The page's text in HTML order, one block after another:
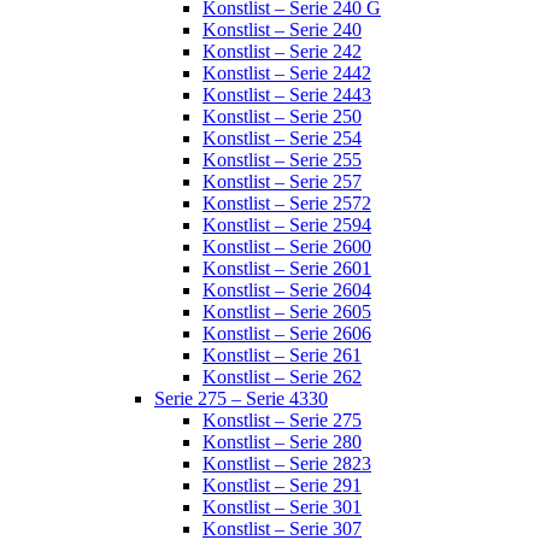
Konstlist – Serie 240 G
Konstlist – Serie 240
Konstlist – Serie 242
Konstlist – Serie 2442
Konstlist – Serie 2443
Konstlist – Serie 250
Konstlist – Serie 254
Konstlist – Serie 255
Konstlist – Serie 257
Konstlist – Serie 2572
Konstlist – Serie 2594
Konstlist – Serie 2600
Konstlist – Serie 2601
Konstlist – Serie 2604
Konstlist – Serie 2605
Konstlist – Serie 2606
Konstlist – Serie 261
Konstlist – Serie 262
Serie 275 – Serie 4330
Konstlist – Serie 275
Konstlist – Serie 280
Konstlist – Serie 2823
Konstlist – Serie 291
Konstlist – Serie 301
Konstlist – Serie 307